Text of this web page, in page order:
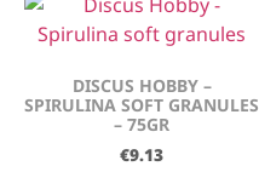
DISCUS HOBBY –
SPIRULINA SOFT GRANULES
– 75GR
€9.13